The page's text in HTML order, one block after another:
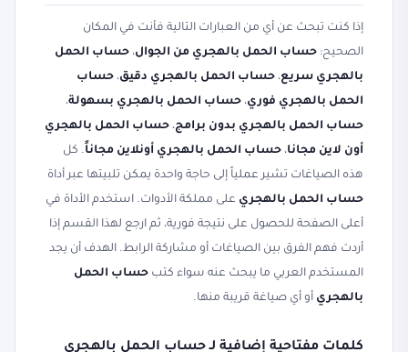
إذا كنت تبحث عن أي من العبارات التالية فأنت في المكان
الصحيح: حساب الحمل بالهجري من الجوال، حساب الحمل
بالهجري سريع، حساب الحمل بالهجري دقيق، حساب
الحمل بالهجري فوري، حساب الحمل بالهجري بسهولة،
حساب الحمل بالهجري بدون برامج، حساب الحمل بالهجري
أون لاين مجانا، حساب الحمل بالهجري أونلاين مجاناً. كل
هذه الصياغات تشير عملياً إلى حاجة واحدة يمكن تلبيتها عبر أداة
حساب الحمل بالهجري على مملكة الأدوات. استخدم الأداة في
أعلى الصفحة للحصول على نتيجة فورية، ثم ارجع لهذا القسم إذا
أردت فهم الفرق بين الصياغات أو مشاركة الرابط. الهدف أن يجد
المستخدم العربي ما يبحث عنه سواء كتب حساب الحمل
بالهجري أو أي صياغة قريبة منها.
كلمات مفتاحية إضافية لـ حساب الحمل بالهجري